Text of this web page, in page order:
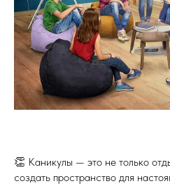
👏 Каникулы — это не только
создать пространство для